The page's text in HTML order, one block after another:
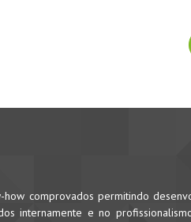
comprovados permitindo
internamente e no